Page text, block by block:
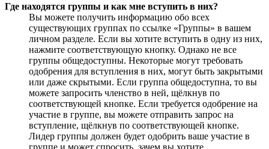
Где находятся группы и как мне вступить в них?
Вы можете получить информацию обо всех
существующих группах по ссылке «Группы» в вашем
личном разделе. Если вы хотите вступить в одну из них,
нажмите соответствующую кнопку. Однако не все
группы общедоступны. Некоторые могут требовать
одобрения для вступления в них, могут быть закрытыми
или даже скрытыми. Если группа общедоступна, то вы
можете запросить членство в ней, щёлкнув по
соответствующей кнопке. Если требуется одобрение на
участие в группе, вы можете отправить запрос на
вступление, щёлкнув по соответствующей кнопке.
Лидер группы должен будет одобрить ваше участие в
группе и может спросить, зачем вы хотите